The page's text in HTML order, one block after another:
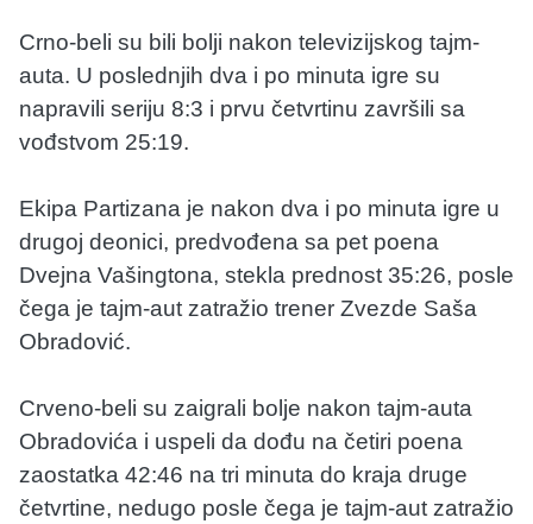
Crno-beli su bili bolji nakon televizijskog tajm-
auta. U poslednjih dva i po minuta igre su
napravili seriju 8:3 i prvu četvrtinu završili sa
vođstvom 25:19.
Ekipa Partizana je nakon dva i po minuta igre u
drugoj deonici, predvođena sa pet poena
Dvejna Vašingtona, stekla prednost 35:26, posle
čega je tajm-aut zatražio trener Zvezde Saša
Obradović.
Crveno-beli su zaigrali bolje nakon tajm-auta
Obradovića i uspeli da dođu na četiri poena
zaostatka 42:46 na tri minuta do kraja druge
četvrtine, nedugo posle čega je tajm-aut zatražio